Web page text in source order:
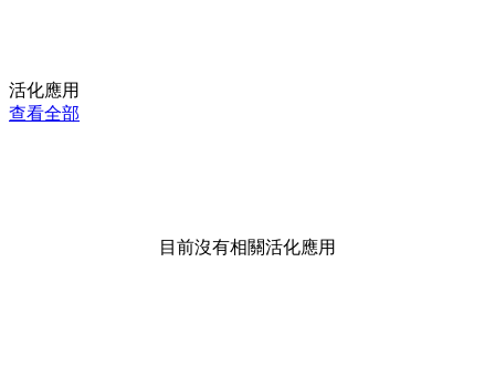
活化應用
查看全部
目前沒有相關活化應用